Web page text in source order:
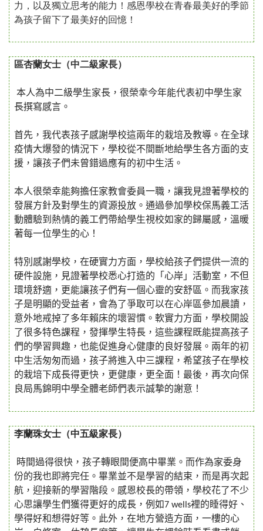
力，以及獨立思考的能力！感恩學校在青春最美好的季節
為孩子留下了最美好的回憶！
區杏蘭女士（中二級家長）
本人為中二級學生家長，很榮幸今年能代表初中學生家
長撰寫感言。
首先，我代表孩子感謝學校這兩年的栽培及教導。在全球
疫情大爆發的情況下，學校從不間斷地給學生各方面的支
援，讓孩子們未曾錯過應有的初中生活。
本人很榮幸能夠擔任家教會委員一職，讓我見證著學校的
發展方針及對學生的資源投放。通過參加學校保馬義工活
動體驗到熱情的義工們帶給學生視校如家的歸屬感，溫暖
著每一位學生的心！
特別感謝學校，在硬實力方面，學校給孩子們提供一流的
硬件設施， 見證著學校悉心打造的「 心岸」活動室，不但
環境舒適，更能讓孩子們有一個心靈的安舒區 。而我家孩
子是明顯的受益者，會為了爭取可以在心岸區參加晨讀 ，
意外地戒掉了多年賴床的壞習慣。軟實力方面，學校開設
了很多特色課程，發揮學生特長，這些課程既能提高孩子
們的學習興趣，也能促進身心健康的良好發展。兩年的初
中生活匆匆而過，孩子將進入中三課程，希望孩子在學校
的栽培下成長得更快，更健康，更全面！最後，再次向保
良局馬錦明中學全體老師們表示誠摯的謝意！
李蘭珠女士（中五級家長）
時間過得很快，孩子轉眼間便高中畢業。而作為家委身
份的我也即將完任。畢業並不是學習的結束，而是再次起
航，迎接新的學習階段。感恩校長的帶領，學校花了不少
心思讓學生們獲得更好的成長，例如7 wells裡的睡得好、
學得好和想得好等。 此外， 在地方營造方面， 一樓的心